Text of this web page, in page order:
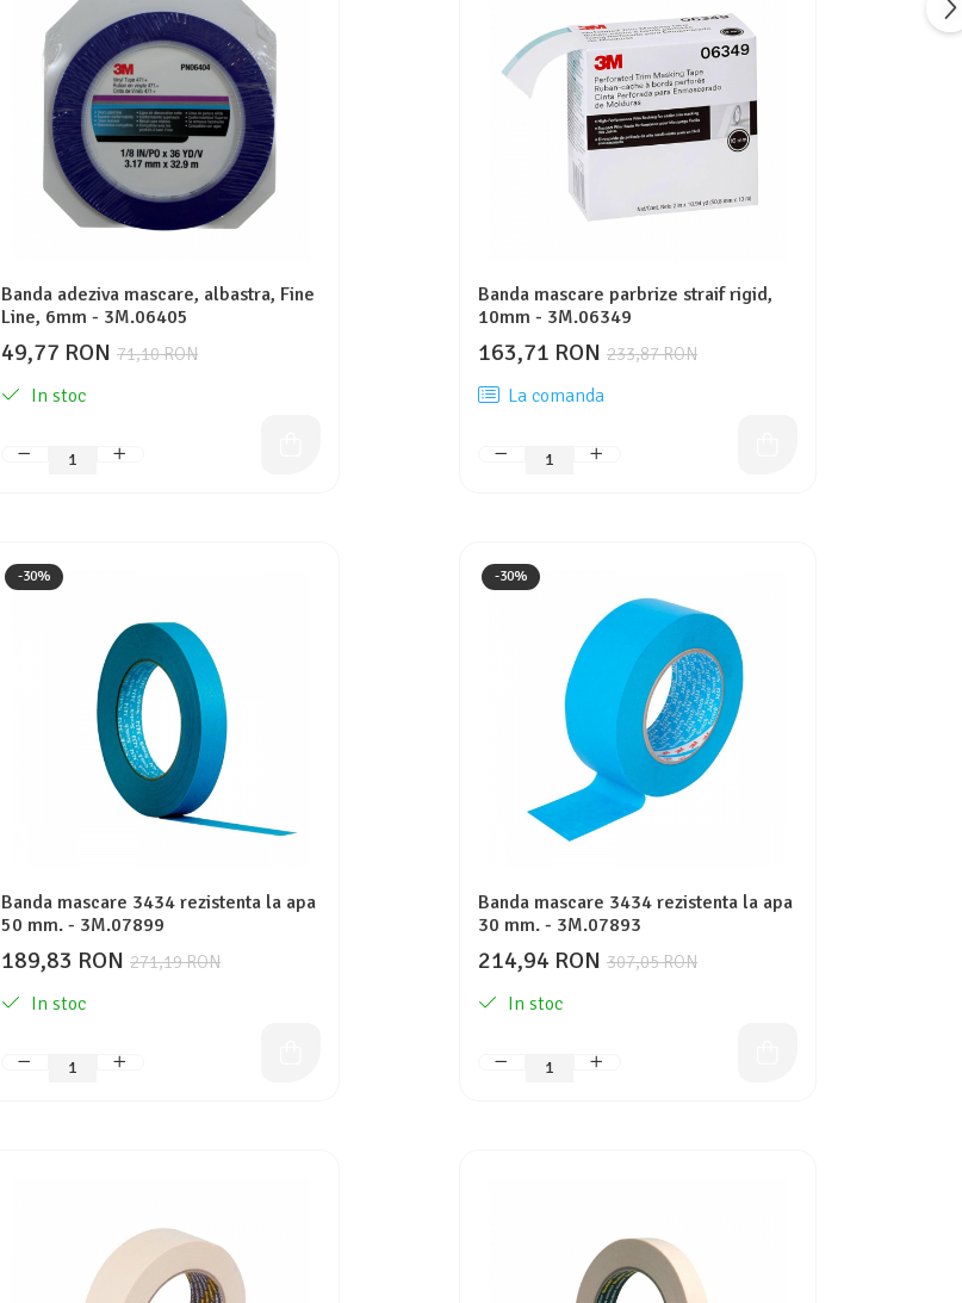
Banda adeziva mascare, albastra, Fine
Line, 6mm - 3M.06405
71,10 RON
49,77 RON
In stoc
Banda mascare parbrize straif rigid,
10mm - 3M.06349
233,87 RON
163,71 RON
La comanda
-30%
Banda mascare 3434 rezistenta la apa
50 mm. - 3M.07899
271,19 RON
189,83 RON
In stoc
-30%
Banda mascare 3434 rezistenta la apa
30 mm. - 3M.07893
307,05 RON
214,94 RON
In stoc